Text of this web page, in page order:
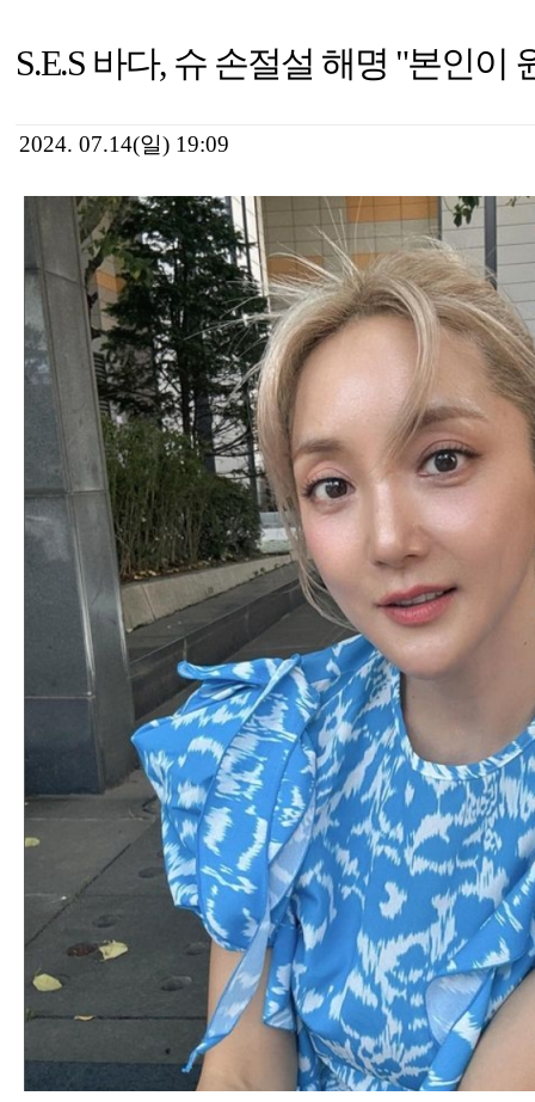
S.E.S 바다, 슈 손절설 해명 "본인이
2024. 07.14(일) 19:09